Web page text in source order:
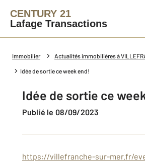
CENTURY 21
Lafage Transactions
Immobilier Actualités immobilières à
Idée de sortie ce week end!
Idée de sortie ce
Publié le 08/09/2023
https://villefranche-sur-mer.fr/